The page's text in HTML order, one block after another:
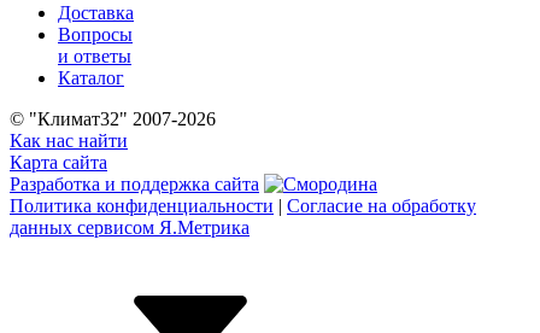
Доставка
Вопросы
и ответы
Каталог
© "Климат32" 2007-2026
Как нас найти
Карта сайта
Разработка и поддержка сайта
Политика конфиденциальности | Согласие на обработку
данных сервисом Я.Метрика